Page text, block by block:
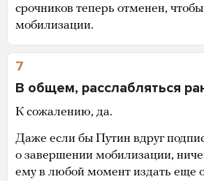
срочников теперь отменен,
мобилизации.
7
В общем, расслабляться
К сожалению, да.
Даже если бы Путин вдруг
о завершении мобилизации,
ему в любой момент издать еще